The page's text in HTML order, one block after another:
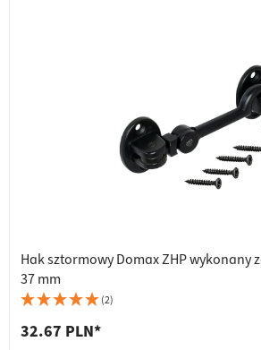
Hak sztormowy Domax ZHP wykonany
37 mm
(2)
32.67 PLN*